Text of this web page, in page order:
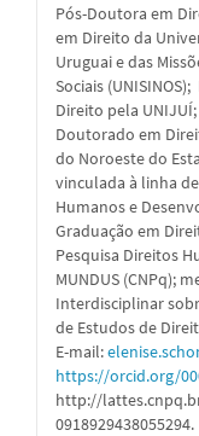
Pós-Doutora em
em Direito da
Uruguai e das
Sociais
Direito pela
Doutorado em
do Noroeste do
vinculada à linha
Humanos e
Graduação em
Pesquisa Direitos
MUNDUS (CNPq);
Interdisciplinar
de Estudos de
E-mail:
https://orcid.org/
http://
0918929438055294.